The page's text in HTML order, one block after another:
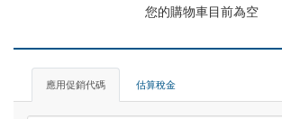
您的購物車目前為空
應用促銷代碼 估算稅金